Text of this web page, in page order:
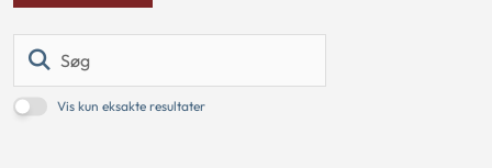
Vis kun eksakte resultater